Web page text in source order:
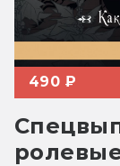
490 ₽